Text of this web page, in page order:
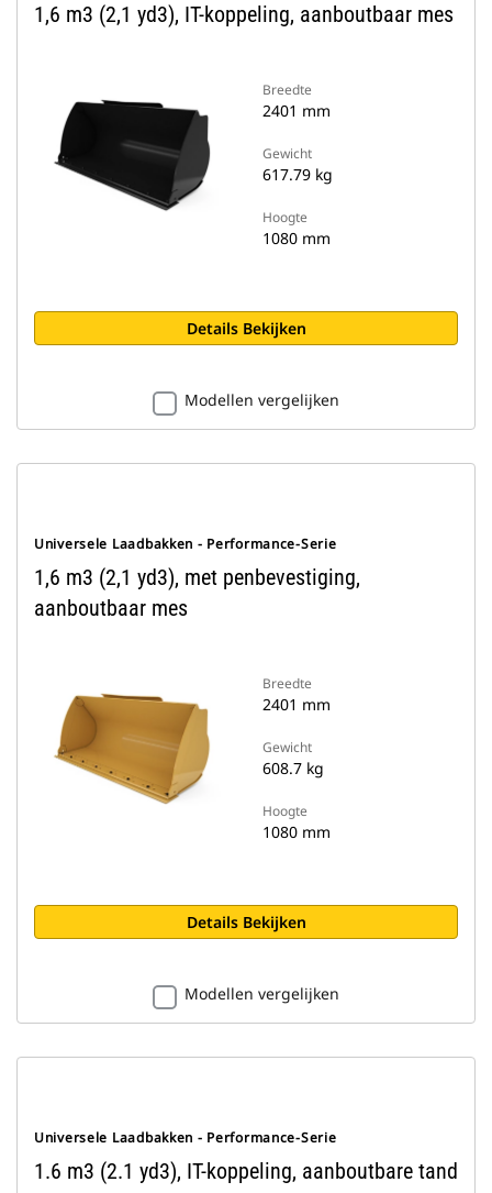
1,6 m3 (2,1 yd3), IT-koppeling, aanboutbaar mes
Breedte
2401 mm
Gewicht
617.79 kg
Hoogte
1080 mm
Details Bekijken
Modellen vergelijken
Universele Laadbakken - Performance-Serie
1,6 m3 (2,1 yd3), met penbevestiging,
aanboutbaar mes
Breedte
2401 mm
Gewicht
608.7 kg
Hoogte
1080 mm
Details Bekijken
Modellen vergelijken
Universele Laadbakken - Performance-Serie
1.6 m3 (2.1 yd3), IT-koppeling, aanboutbare tand